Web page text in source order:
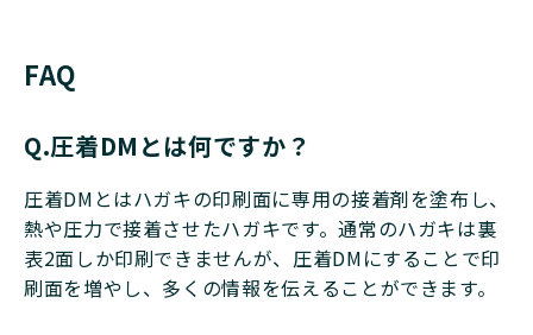
FAQ
Q.圧着DMとは何ですか？
圧着DMとはハガキの印刷面に専用の接着剤を塗布し、
熱や圧力で接着させたハガキです。通常のハガキは裏
表2面しか印刷できませんが、圧着DMにすることで印
刷面を増やし、多くの情報を伝えることができます。